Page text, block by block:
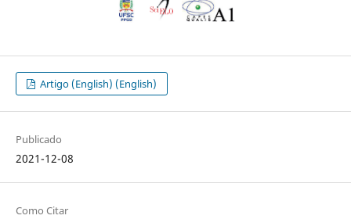
Artigo (English) (English)
Publicado
2021-12-08
Como Citar